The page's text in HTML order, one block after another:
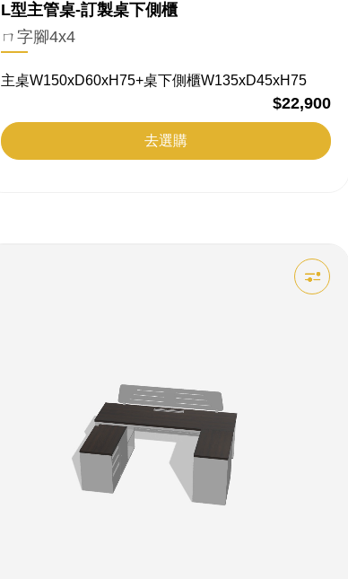
L型主管桌-訂製桌下側櫃
ㄇ字腳4x4
主桌W150xD60xH75+桌下側櫃W135xD45xH75
$22,900
去選購